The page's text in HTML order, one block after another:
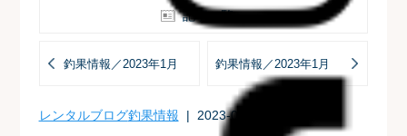
記事一覧へ
釣果情報／2023年1月 釣果情報／2023年1月
レンタルブログ釣果情報 | 2023-01-14